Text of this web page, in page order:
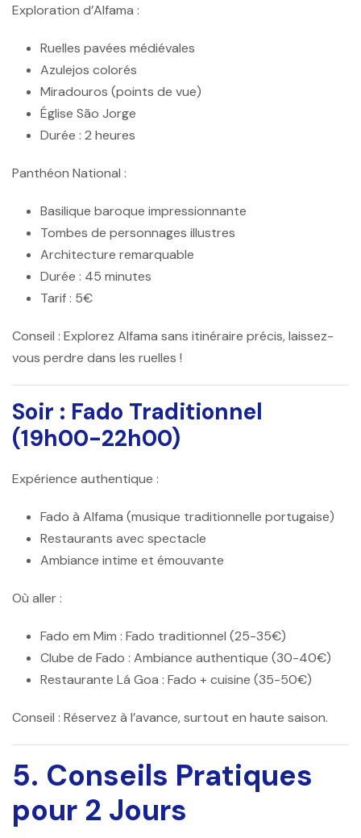
Exploration d’Alfama :
Ruelles pavées médiévales
Azulejos colorés
Miradouros (points de vue)
Église São Jorge
Durée : 2 heures
Panthéon National :
Basilique baroque impressionnante
Tombes de personnages illustres
Architecture remarquable
Durée : 45 minutes
Tarif : 5€
Conseil : Explorez Alfama sans itinéraire précis, laissez-
vous perdre dans les ruelles !
Soir : Fado Traditionnel
(19h00-22h00)
Expérience authentique :
Fado à Alfama (musique traditionnelle portugaise)
Restaurants avec spectacle
Ambiance intime et émouvante
Où aller :
Fado em Mim : Fado traditionnel (25-35€)
Clube de Fado : Ambiance authentique (30-40€)
Restaurante Lá Goa : Fado + cuisine (35-50€)
Conseil : Réservez à l’avance, surtout en haute saison.
5. Conseils Pratiques
pour 2 Jours